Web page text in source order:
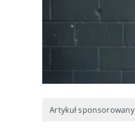
Artykuł sponsorowany